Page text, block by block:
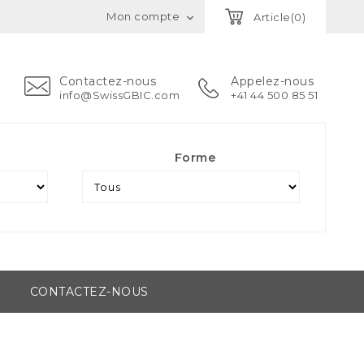
Article(0)
Mon compte 
Contactez-nous
info@SwissGBIC.com
Appelez-nous
+41 44 500 85 51
Forme
CONTACTEZ-NOUS